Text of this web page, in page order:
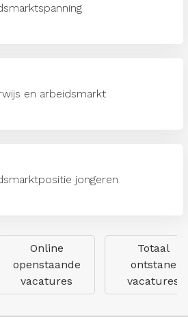
en arbeidsmarkt
jongeren
Online
openstaande
vacatures
Totaal
ontstane
vacatures